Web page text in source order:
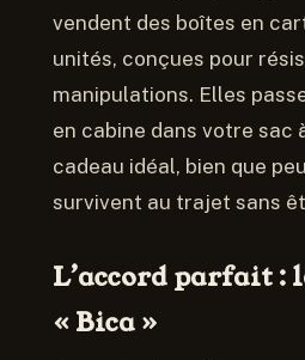
vendent des boîtes en
unités, conçues pour
manipulations. Elles
en cabine dans votre sac
cadeau idéal, bien que
survivent au trajet sans
L’accord parfait :
« Bica »